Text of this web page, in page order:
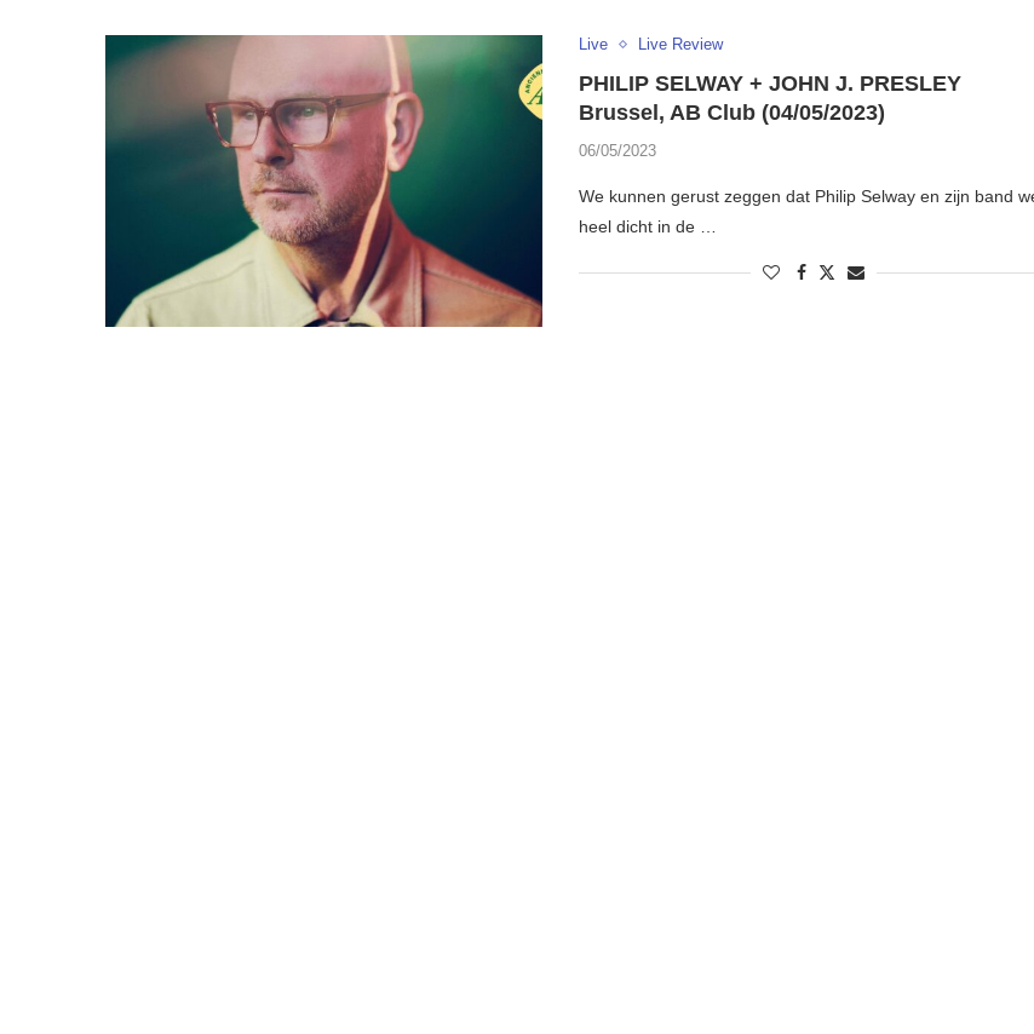
Live Live Review
PHILIP SELWAY + JOHN J. PRESLEY
Brussel, AB Club (04/05/2023)
06/05/2023
We kunnen gerust zeggen dat Philip Selway en zijn band
heel dicht in de …